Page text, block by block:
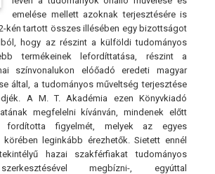
emelése mellett azoknak terjesztésére is
kén tartott összes illésében egy bizottságot
hogy az részint a külföldi tudományos
termékeinek lefordíttatása, részint a
színvonalukon elóőadó eredeti magyar
által, a tudományos műveltség terjesztése
A M. T. Akadémia ezen Könyvkiadó
megfelelni kívánván, mindenek előtt
fordította figyelmét, melyek az egyes
körében leginkább érezhetők. Sietett ennél
hazai szakférfiakat tudományos
megbízni-, egyúttal